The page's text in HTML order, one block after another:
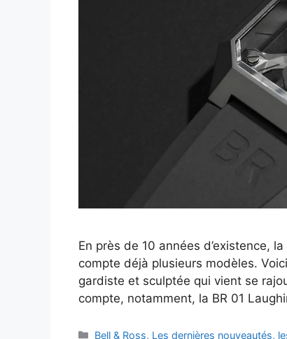
En près de 10 années d’existence,
compte déjà plusieurs modèles.
gardiste et sculptée qui vient se
compte, notamment, la BR 01
Catégories
Bell & Ross, Les dernières nouveautés,